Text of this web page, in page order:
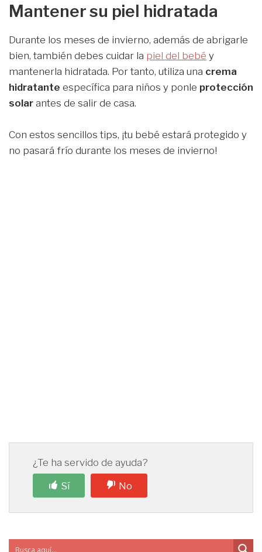
Mantener su piel hidratada
Durante los meses de invierno, además de abrigarle
bien, también debes cuidar la piel del bebé y
mantenerla hidratada. Por tanto, utiliza una crema
hidratante específica para niños y ponle protección
solar antes de salir de casa.
Con estos sencillos tips, ¡tu bebé estará protegido y
no pasará frío durante los meses de invierno!
¿Te ha servido de ayuda?
Sí
No